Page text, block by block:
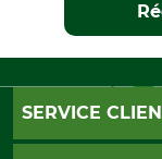
SERVICE